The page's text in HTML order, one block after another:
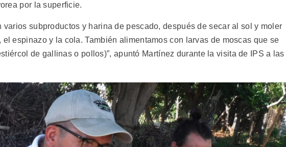
por la superficie.
varios subproductos y harina de pescado, después de secar al sol y moler
espinazo y la cola. También alimentamos con larvas de moscas que se
de gallinas o pollos)”, apuntó Martínez durante la visita de IPS a las